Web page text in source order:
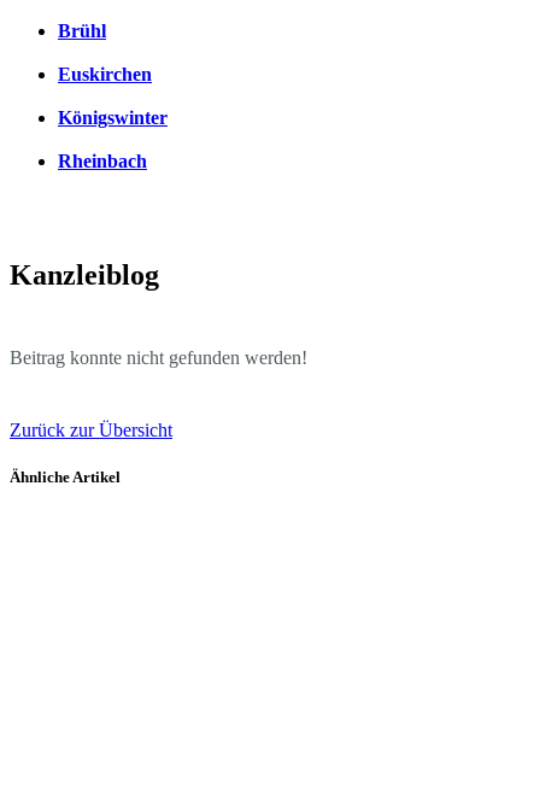
Brühl
Euskirchen
Königswinter
Rheinbach
Kanzleiblog
Beitrag konnte nicht gefunden werden!
Zurück zur Übersicht
Ähnliche Artikel